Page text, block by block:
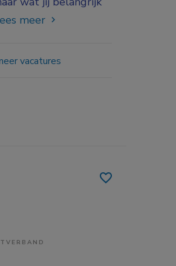
meer
vacatures